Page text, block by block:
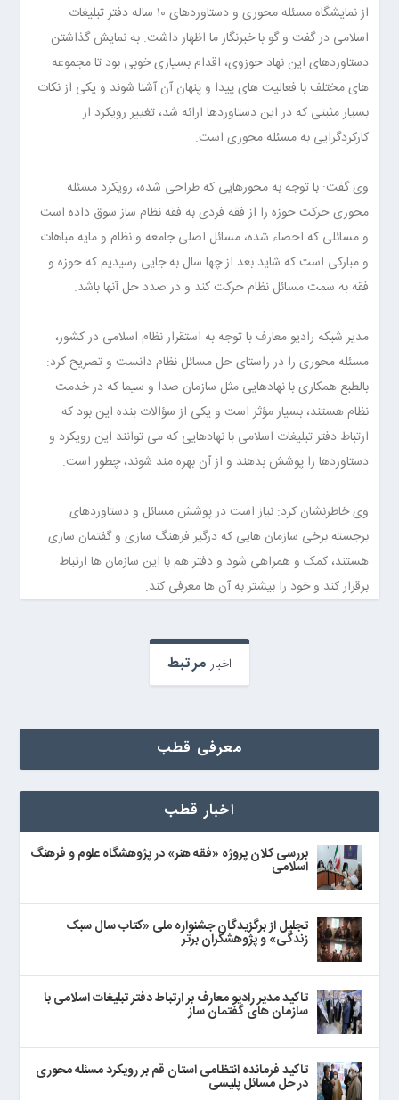
از نمایشگاه مسئله محوری و دستاوردهای ۱۰ ساله دفتر تبلیغات
اسلامی در گفت و گو با خبرنگار ما اظهار داشت: به نمایش گذاشتن
دستاوردهای این نهاد حوزوی، اقدام بسیاری خوبی بود تا مجموعه
های مختلف با فعالیت های پیدا و پنهان آن آشنا شوند و یکی از نکات
بسیار مثبتی که در این دستاوردها ارائه شد، تغییر رویکرد از
کارکردگرایی به مسئله محوری است.
وی گفت: با توجه به محورهایی که طراحی شده، رویکرد مسئله
محوری حرکت حوزه را از فقه فردی به فقه نظام ساز سوق داده است
و مسائلی که احصاء شده، مسائل اصلی جامعه و نظام و مایه مباهات
و مبارکی است که شاید بعد از چها سال به جایی رسیدیم که حوزه و
فقه به سمت مسائل نظام حرکت کند و در صدد حل آنها باشد.
مدیر شبکه رادیو معارف با توجه به استقرار نظام اسلامی در کشور،
مسئله محوری را در راستای حل مسائل نظام دانست و تصریح کرد:
بالطبع همکاری با نهادهایی مثل سازمان صدا و سیما که در خدمت
نظام هستند، بسیار مؤثر است و یکی از سؤالات بنده این بود که
ارتباط دفتر تبلیغات اسلامی با نهادهایی که می توانند این رویکرد و
دستاوردها را پوشش بدهند و از آن بهره مند شوند، چطور است.
وی خاطرنشان کرد: نیاز است در پوشش مسائل و دستاوردهای
برجسته برخی سازمان هایی که درگیر فرهنگ سازی و گفتمان سازی
هستند، کمک و همراهی شود و دفتر هم با این سازمان ها ارتباط
برقرار کند و خود را بیشتر به آن ها معرفی کند.
اخبار مرتبط
معرفی قطب
اخبار قطب
بررسی کلان پروژه «فقه هنر» در پژوهشگاه علوم و فرهنگ
اسلامی
تجلیل از برگزیدگان جشنواره ملی «کتاب سال سبک
زندگی» و پژوهشگران برتر
تاکید مدیر رادیو معارف بر ارتباط دفتر تبلیغات اسلامی با
سازمان های گفتمان ساز
تاکید فرمانده انتظامی استان قم بر رویکرد مسئله محوری
در حل مسائل پلیسی